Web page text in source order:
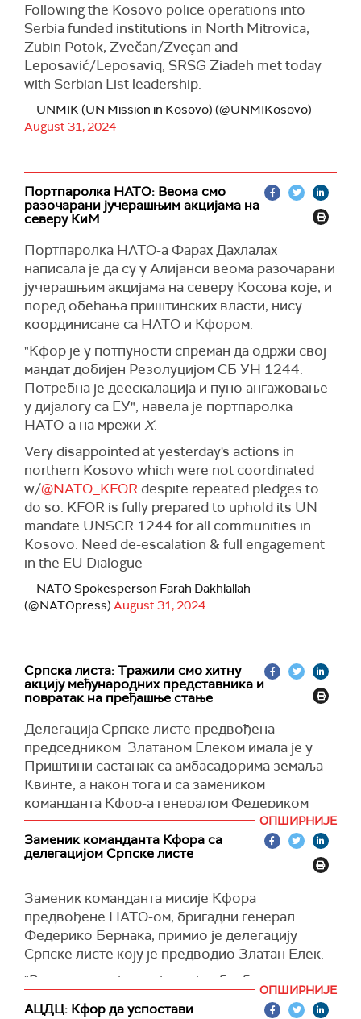
Following the Kosovo police operations into
Serbia funded institutions in North Mitrovica,
Zubin Potok, Zvečan/Zveçan and
Leposavić/Leposaviq, SRSG Ziadeh met today
with Serbian List leadership.
— UNMIK (UN Mission in Kosovo) (@UNMIKosovo)
August 31, 2024
Портпаролка НАТО: Веома смо
разочарани јучерашњим акцијама на
северу КиМ
Портпаролка НАТО-а Фарах Дахлалах
написала је да су у Aлијанси веома разочарани
јучерашњим акцијама на северу Косова које, и
поред обећања приштинских власти, нису
координисане са НАТО и Кфором.
"Кфор је у потпуности спреман да одржи свој
мандатдобијен Резолуцијом СБ УН 1244.
Потребна је деескалација и пуно ангажовање
у дијалогу са ЕУ", навела је портпаролка
НАТО-а на мрежи X.
Very disappointed at yesterday's actions in
northern Kosovo which were not coordinated
w/@NATO_KFOR despite repeated pledges to
do so. KFOR is fully prepared to uphold its UN
mandate UNSCR 1244 for all communities in
Kosovo. Need de-escalation & full engagement
in the EU Dialogue
— NATO Spokesperson Farah Dakhlallah
(@NATOpress) August 31, 2024
Српска листа: Тражили смо хитну
акцију међународних представника и
повратак на пређашње стање
Делегација Српске листе предвођена
председником Златаном Елеком имала је у
Приштини састанак са амбасадорима земаља
Квинте, а након тога и са замеником
команданта Кфор-а генералом Федериком
Бернаком, као и са шефицом УНМИК Каролин
Зијаде.
Представници Српске листе су указали на
представника, повратак на пређашње стање и
спречавање нових једностраних потеза у
режији Аљбина Куртија којима се протерују
Срби са Косова и Метохије.
Захтевали смо веће присуство снагаКфор-а
на северу Косова и Метохије и заштиту
ОПШИРНИЈЕ
Заменик команданта Кфора са
делегацијом Српске листе
Заменик команданта мисије Кфора
предвођене НАТО-ом, бригадни генерал
Федерико Бернака, примио је делегацију
Српске листе коју је предводио Златан Елек.
"Разговарано је о
најновијим безбедносним
дешавањима, укључујући и север Косова.ОПШИРНИЈЕ
АЦДЦ: Кфор да успостави